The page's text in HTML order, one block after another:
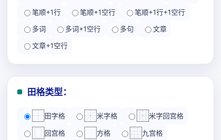
笔顺+1行
笔顺+1空行
笔顺+1行+1空行
多词
多词+1空行 多句
文章
文章+1空行
田格类型：
田字格 米字格 米字回宫格
回宫格 方格 九宫格